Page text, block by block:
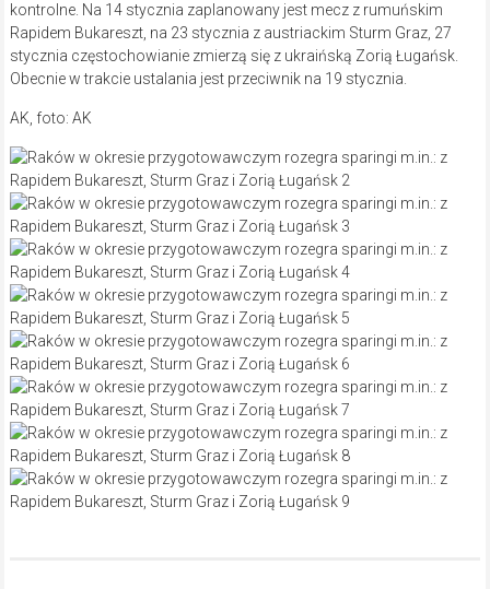
kontrolne. Na 14 stycznia zaplanowany jest mecz z rumuńskim
Rapidem Bukareszt, na 23 stycznia z austriackim Sturm Graz, 27
stycznia częstochowianie zmierzą się z ukraińską Zorią Ługańsk.
Obecnie w trakcie ustalania jest przeciwnik na 19 stycznia.
AK, foto: AK